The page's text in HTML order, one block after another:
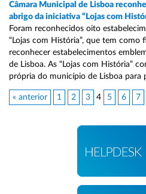
Câmara Municipal de Lisboa
abrigo da iniciativa “Lojas com
Foram reconhecidos oito
“Lojas com História”, que tem como
reconhecer estabelecimentos
de Lisboa. As “Lojas com História”
própria do município de Lisboa para
« anterior 1 2 3 4 5 6 7